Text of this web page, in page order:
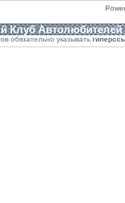
Клуб Автолюбителей
обязательно указывать